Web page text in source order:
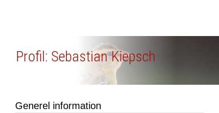
Profil: Sebastian Kiepsch
Generel information